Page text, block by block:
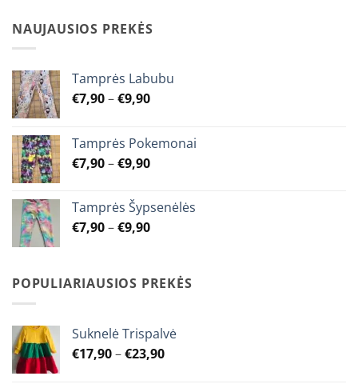
may
on
the
NAUJAUSIOS PREKĖS
Tamprės Labubu
€7,90–€9,90Price
through
€9,90
Tamprės Pokemonai
€7,90–€9,90Price
through
€9,90
Tamprės Šypsenėlės
€7,90–€9,90Price
through
€9,90
POPULIARIAUSIOS PREKĖS
Suknelė Trispalvė
€17,90–€23,90Price